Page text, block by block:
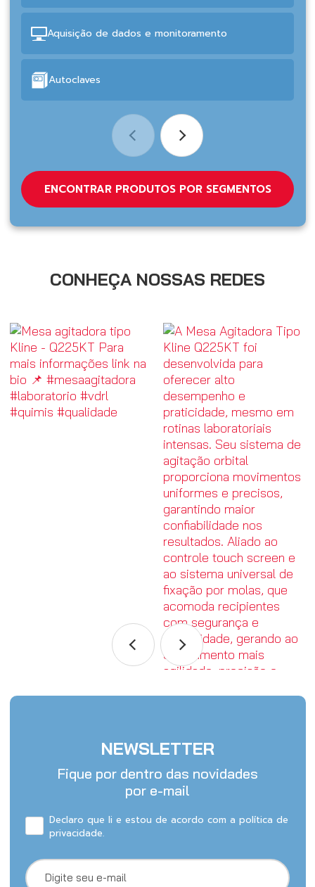
Aquisição de dados e monitoramento
Autoclaves
ENCONTRAR PRODUTOS POR SEGMENTOS
CONHEÇA NOSSAS REDES
NEWSLETTER
Fique por dentro das novidades
por e-mail
Declaro que li e estou de acordo com a política de
privacidade.